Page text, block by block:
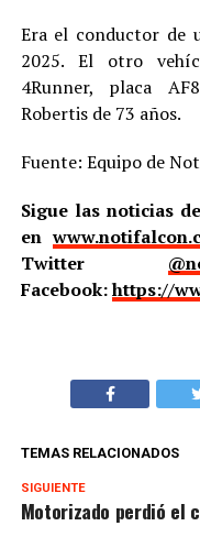
Era el conductor de
2025. El otro
4Runner, placa
Robertis de 73 años.
Fuente: Equipo de
Sigue las noticias
en
Twitter
Facebook:https://
TEMAS RELACIONADOS
SIGUIENTE
Motorizado perdió el